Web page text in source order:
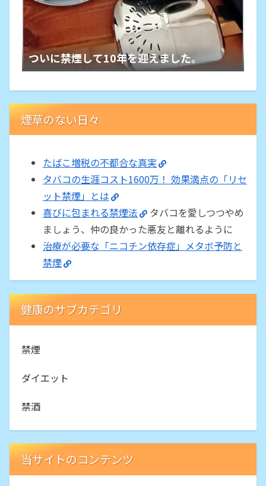
ついに禁煙して10年を迎えました。
煙草のない日々
たばこ増税の不都合な真実
タバコの生涯コスト1600万！ 効果満点の「リセ
ット禁煙」とは
喜びに包まれる禁煙法
タバコを愛しつつやめ
ましょう、仲の良かった悪友と離れるように
治療が必要な「ニコチン依存症」メタボ予防と
禁煙
健康のサブカテゴリ
禁煙
ダイエット
禁酒
当サイトのコンテンツ